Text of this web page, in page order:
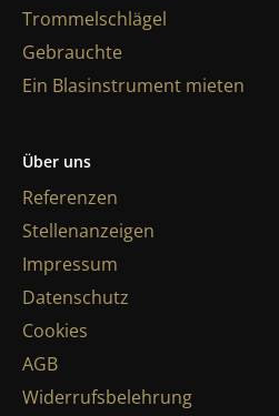
Trommelschlägel
Gebrauchte
Ein Blasinstrument mieten
Über uns
Referenzen
Stellenanzeigen
Impressum
Datenschutz
Cookies
AGB
Widerrufsbelehrung